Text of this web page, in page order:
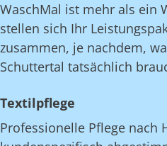
WaschMal ist mehr als ein
stellen sich Ihr
zusammen, je nachdem,
Schuttertal tatsächlich
Textilpflege
Professionelle Pflege nach